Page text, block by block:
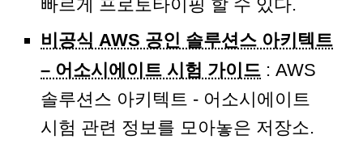
빠르게 프로토타이핑 할 수 있다.
비공식 AWS 공인 솔루션스 아키텍트
– 어소시에이트 시험 가이드 : AWS
솔루션스 아키텍트 - 어소시에이트
시험 관련 정보를 모아놓은 저장소.